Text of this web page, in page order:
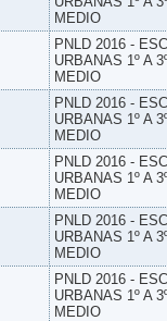
MEDIO
PNLD 2016 -
URBANAS 1º A
MEDIO
PNLD 2016 -
URBANAS 1º A
MEDIO
PNLD 2016 -
URBANAS 1º A
MEDIO
PNLD 2016 -
URBANAS 1º A
MEDIO
PNLD 2016 -
URBANAS 1º A
MEDIO